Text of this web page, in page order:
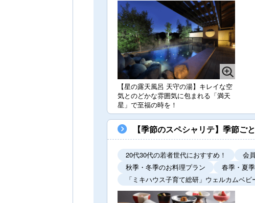
【星の露天風呂 天守の湯】キレイな空
気とのどかな雰囲気に包まれる「満天
星」で至福の時を！
【季節のスペシャリテ】季節
20代30代の若者世代におすすめ！ 会
秋季・冬季のお料理プラン
春季・夏
「ミキハウス子育て総研」ウェルカムベ